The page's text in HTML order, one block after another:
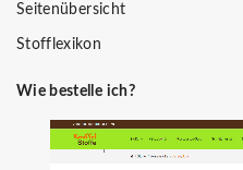
Seitenübersicht
Stofflexikon
Wie bestelle ich?